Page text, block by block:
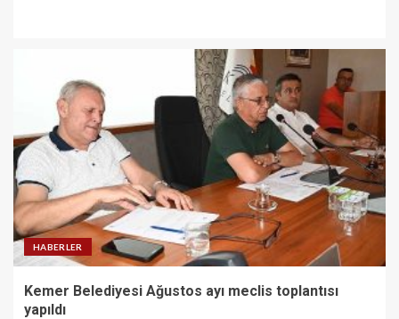
HABERLER
Kemer Belediyesi Ağustos ayı meclis toplantısı
yapıldı